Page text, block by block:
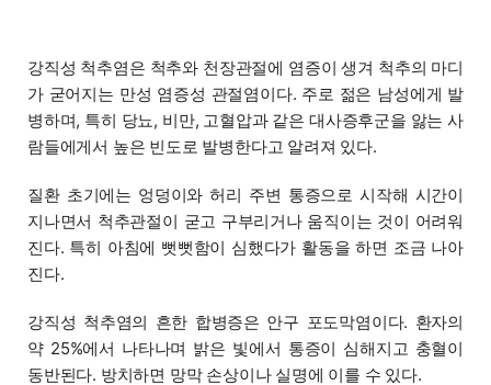
강직성 척추염은 척추와 천장관절에 염증이 생겨 척추의 마디
가 굳어지는 만성 염증성 관절염이다. 주로 젊은 남성에게 발
병하며, 특히 당뇨, 비만, 고혈압과 같은 대사증후군을 앓는 사
람들에게서 높은 빈도로 발병한다고 알려져 있다.
질환 초기에는 엉덩이와 허리 주변 통증으로 시작해 시간이
지나면서 척추관절이 굳고 구부리거나 움직이는 것이 어려워
진다. 특히 아침에 뻣뻣함이 심했다가 활동을 하면 조금 나아
진다.
강직성 척추염의 흔한 합병증은 안구 포도막염이다. 환자의
약 25%에서 나타나며 밝은 빛에서 통증이 심해지고 충혈이
동반된다. 방치하면 망막 손상이나 실명에 이를 수 있다.